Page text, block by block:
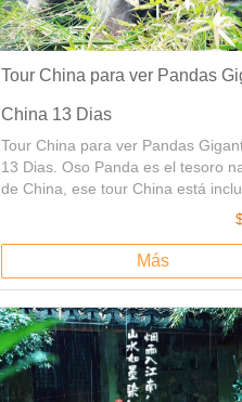
Tour China para ver Pandas
China 13 Dias
Tour China para ver Pandas
13 Dias. Oso Panda es el tesoro
de China, ese tour China está
viajes a Chengdu, donde es la
conocer bien las Pandas Gigantes
Viajes a la Buda Gigante de
destacados de este viaje.
Más